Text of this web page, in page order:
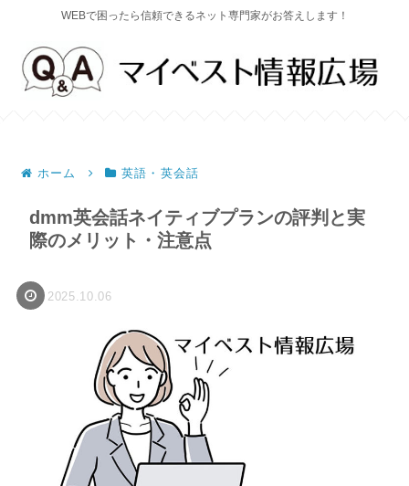
WEBで困ったら信頼できるネット専門家がお答えします！
ホーム 英語・英会話
dmm英会話ネイティブプランの評判と実
際のメリット・注意点
2025.10.06